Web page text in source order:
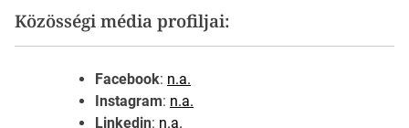
Közösségi média profiljai:
Facebook: n.a.
Instagram: n.a.
Linkedin: n.a.